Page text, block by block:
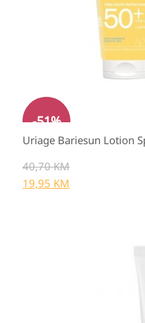
-51%
Uriage Bariesun Lotion
40,70KM
19,95 KM